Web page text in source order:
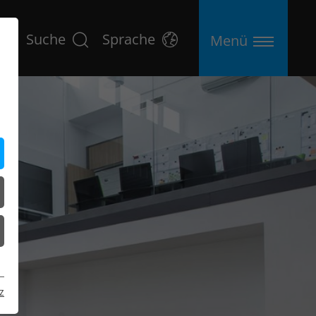
Menü
Sprache
Suche